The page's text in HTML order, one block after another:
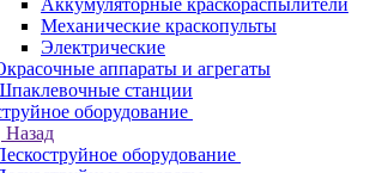
Аккумуляторные краскораспылители
Механические краскопульты
Электрические
аппараты и агрегаты
станции
оборудование
Назад
оборудование